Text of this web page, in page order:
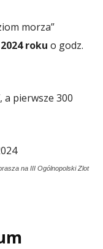
morza”
roku o godz.
, a pierwsze 300
na III Ogólnopolski Zlot